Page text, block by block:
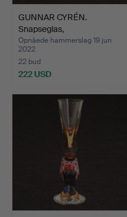
GUNNAR CYRÉN.
Snapseglas,
"Nobelservisen",…
Opnåede hammerslag 19 jun
2022
22 bud
222 USD